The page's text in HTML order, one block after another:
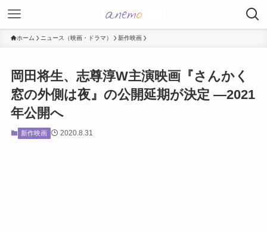
ホーム ニュース（映画・ドラマ） 新作映画
岡田将生、志尊淳W主演映画『さんかく
窓の外側は夜』の公開延期が決定 ―2021
年公開へ
新作映画 2020.8.31